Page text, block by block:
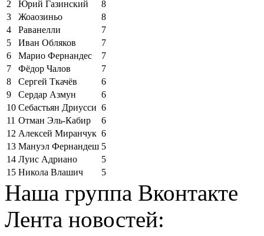
2
Юрий Газинский
8
3
Жоаозиньо
8
4
Раванелли
7
5
Иван Обляков
7
6
Марио Фернандес
7
7
Фёдор Чалов
7
8
Сергей Ткачёв
6
9
Сердар Азмун
6
10 Себастьян Дриусси 6
11 Отман Эль-Кабир
6
12 Алексей Миранчук 6
13 Мануэл Фернандеш 5
14 Луис Адриано
5
15 Никола Влашич 5
Наша группа Вконтакте
Лента новостей: